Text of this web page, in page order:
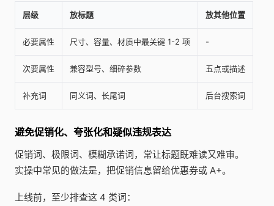
层级 放标题 放其他位置
必要属性 尺寸、容量、材质中最关键 1-2 项 -
次要属性 兼容型号、细碎参数 五点或描述
补充词 同义词、长尾词 后台搜索词
避免促销化、夸张化和疑似违规表达
促销词、极限词、模糊承诺词，常让标题既难读又难审。
实操中常见的做法是，把促销信息留给优惠券或 A+。
上线前，至少排查这 4 类词：